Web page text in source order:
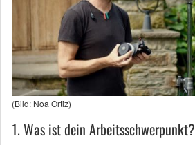
(Bild: Noa Ortiz)
1. Was ist dein Arbeitsschwerpunkt?